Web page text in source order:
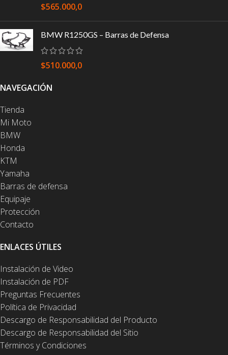
$565.000,0
BMW R1250GS – Barras de Defensa
$510.000,0
NAVEGACIÓN
Tienda
Mi Moto
BMW
Honda
KTM
Yamaha
Barras de defensa
Equipaje
Protección
Contacto
ENLACES ÚTILES
Instalación de Video
Instalación de PDF
Preguntas Frecuentes
Política de Privacidad
Descargo de Responsabilidad del Producto
Descargo de Responsabilidad del Sitio
Términos y Condiciones